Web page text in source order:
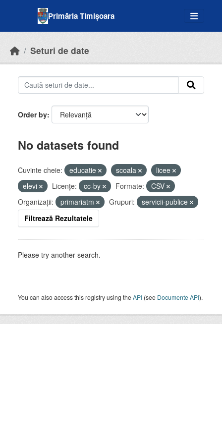
Primăria Timișoara
Seturi de date
Order by
No datasets found
Cuvinte cheie: educatie scoala
licee
elevi
Licenţe: cc-by Formate:
CSV
Organizații:
primariatm Grupuri:
servicii-publice
Filtrează Rezultatele
Please try another search.
You can also access this registry using theAPI (see Documente API).